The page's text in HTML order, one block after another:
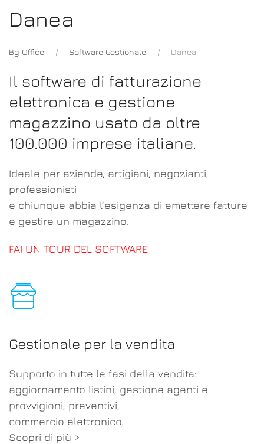
Danea
Bg Office Software Gestionale Danea
Il software di fatturazione
elettronica e gestione
magazzino usato da oltre
100.000 imprese italiane.
Ideale per aziende, artigiani, negozianti,
professionisti
e chiunque abbia l’esigenza di emettere fatture
e gestire un magazzino.
FAI UN TOUR DEL SOFTWARE
Gestionale per la vendita
Supporto in tutte le fasi della vendita:
aggiornamento listini, gestione agenti e
provvigioni, preventivi,
commercio elettronico.
Scopri di più >